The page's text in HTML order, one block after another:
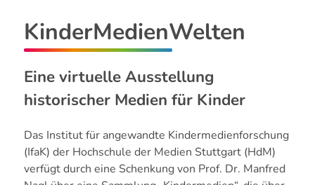
KinderMedienWelten
Eine virtuelle Ausstellung
historischer Medien für Kinder
Das Institut für angewandte Kindermedienforschung
(IfaK) der Hochschule der Medien Stuttgart (HdM)
verfügt durch eine Schenkung von Prof. Dr. Manfred